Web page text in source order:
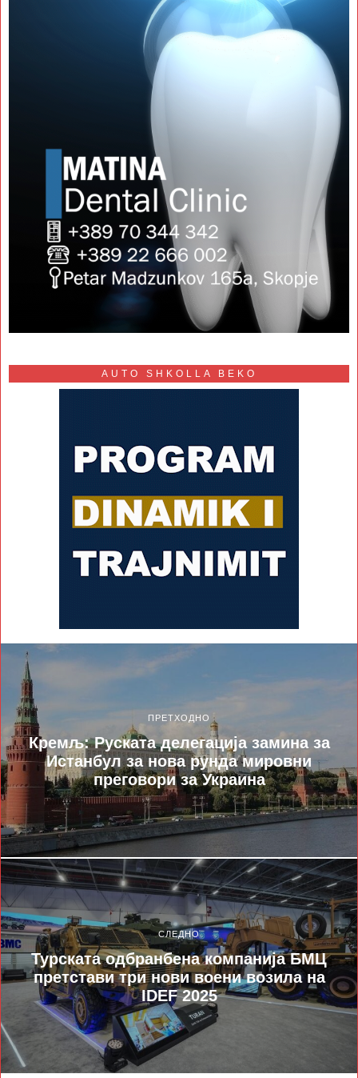
AUTO SHKOLLA BEKO
ПРЕТХОДНО
Кремљ: Руската делегација замина за
Истанбул за нова рунда мировни
преговори за Украина
СЛЕДНО
Турската одбранбена компанија БМЦ
претстави три нови воени возила на
IDEF 2025